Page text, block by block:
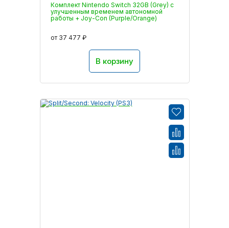
Комплект Nintendo Switch 32GB (Grey) с
улучшенным временем автономной
работы + Joy-Con (Purple/Orange)
от 37 477 ₽
В корзину